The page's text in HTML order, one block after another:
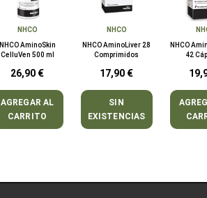
NHCO
NHCO AminoSkin
CelluVen 500 ml
26,90 €
AGREGAR AL
CARRITO
NHCO
NHCO AminoLiver 28
Comprimidos
17,90 €
SIN
EXISTENCIAS
NHCO
42